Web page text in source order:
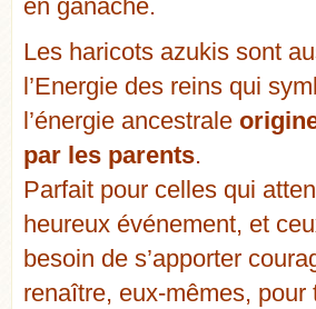
en ganache.
Les haricots azukis sont
l’Energie des reins qui
l’énergie ancestrale
par les parents.
Parfait pour celles qui
heureux événement, et
besoin de s’apporter
renaître, eux-mêmes, pour